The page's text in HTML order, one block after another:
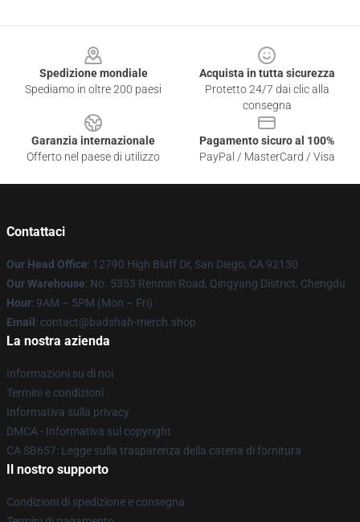
Spedizione mondiale
Spediamo in oltre 200 paesi
Acquista in tutta sicurezza
Protetto 24/7 dai clic alla
consegna
Garanzia internazionale
Offerto nel paese di utilizzo
Pagamento sicuro al 100%
PayPal / MasterCard / Visa
Contattaci
Our Head Office: 12790 High Bluff Dr, San Diego, CA 92130
Our Warehouse: No. 5353 Renmin Road, Qingyang District, Chengdu
Hour: 9AM – 5PM (Mon – Fri)
Email : contact@badshah-merch.shop
La nostra azienda
Informazioni su di noi
Termini e condizioni
Informativa sulla privacy
DMCA - Informativa sul copyright
CA SB657: Legge sulla trasparenza della catena di fornitura
Il nostro supporto
Condizioni di spedizione e consegna